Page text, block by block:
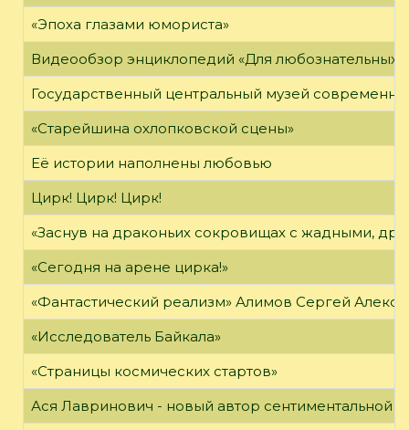
«Эпоха глазами юмориста»
Видеообзор энциклопедий «Для любознательных»
Государственный центральный музей
«Старейшина охлопковской сцены»
Её истории наполнены любовью
Цирк! Цирк! Цирк!
«Заснув на драконьих сокровищах с жадными,
«Сегодня на арене цирка!»
«Фантастический реализм» Алимов Сергей
«Исследователь Байкала»
«Страницы космических стартов»
Ася Лавринович - новый автор сентиментальной